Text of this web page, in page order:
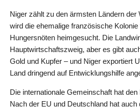
Niger zählt zu den ärmsten Ländern der
wird die ehemalige französische
Hungersnöten heimgesucht. Die
Hauptwirtschaftszweig, aber es gibt
Gold und Kupfer – und Niger exportiert
Land dringend auf Entwicklungshilfe
Die internationale Gemeinschaft hat
Nach der EU und Deutschland hat auch